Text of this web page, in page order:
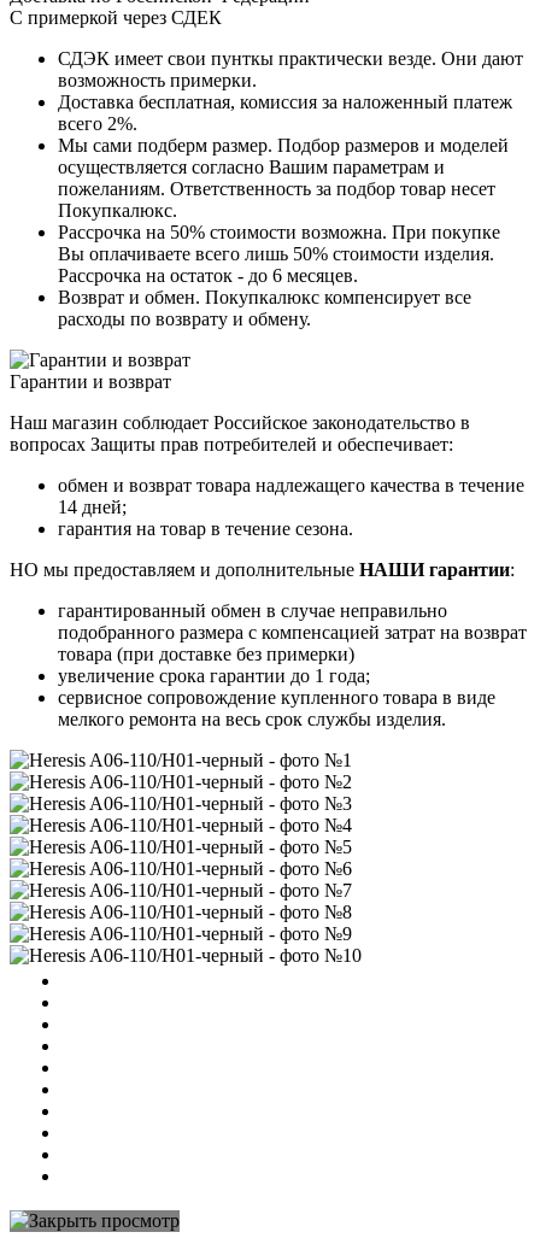
С примеркой через СДЕК
СДЭК имеет свои пунткы практически везде. Они дают
возможность примерки.
Доставка бесплатная, комиссия за наложенный платеж
всего 2%.
Мы сами подберм размер. Подбор размеров и моделей
осуществляется согласно Вашим параметрам и
пожеланиям. Ответственность за подбор товар несет
Покупкалюкс.
Рассрочка на 50% стоимости возможна. При покупке
Вы оплачиваете всего лишь 50% стоимости изделия.
Рассрочка на остаток - до 6 месяцев.
Возврат и обмен. Покупкалюкс компенсирует все
расходы по возврату и обмену.
Гарантии и возврат
Наш магазин соблюдает Российское законодательство в
вопросах Защиты прав потребителей и обеспечивает:
обмен и возврат товара надлежащего качества в течение
14 дней;
гарантия на товар в течение сезона.
НО мы предоставляем и дополнительные НАШИ гарантии:
гарантированный обмен в случае неправильно
подобранного размера с компенсацией затрат на возврат
товара (при доставке без примерки)
увеличение срока гарантии до 1 года;
сервисное сопровождение купленного товара в виде
мелкого ремонта на весь срок службы изделия.